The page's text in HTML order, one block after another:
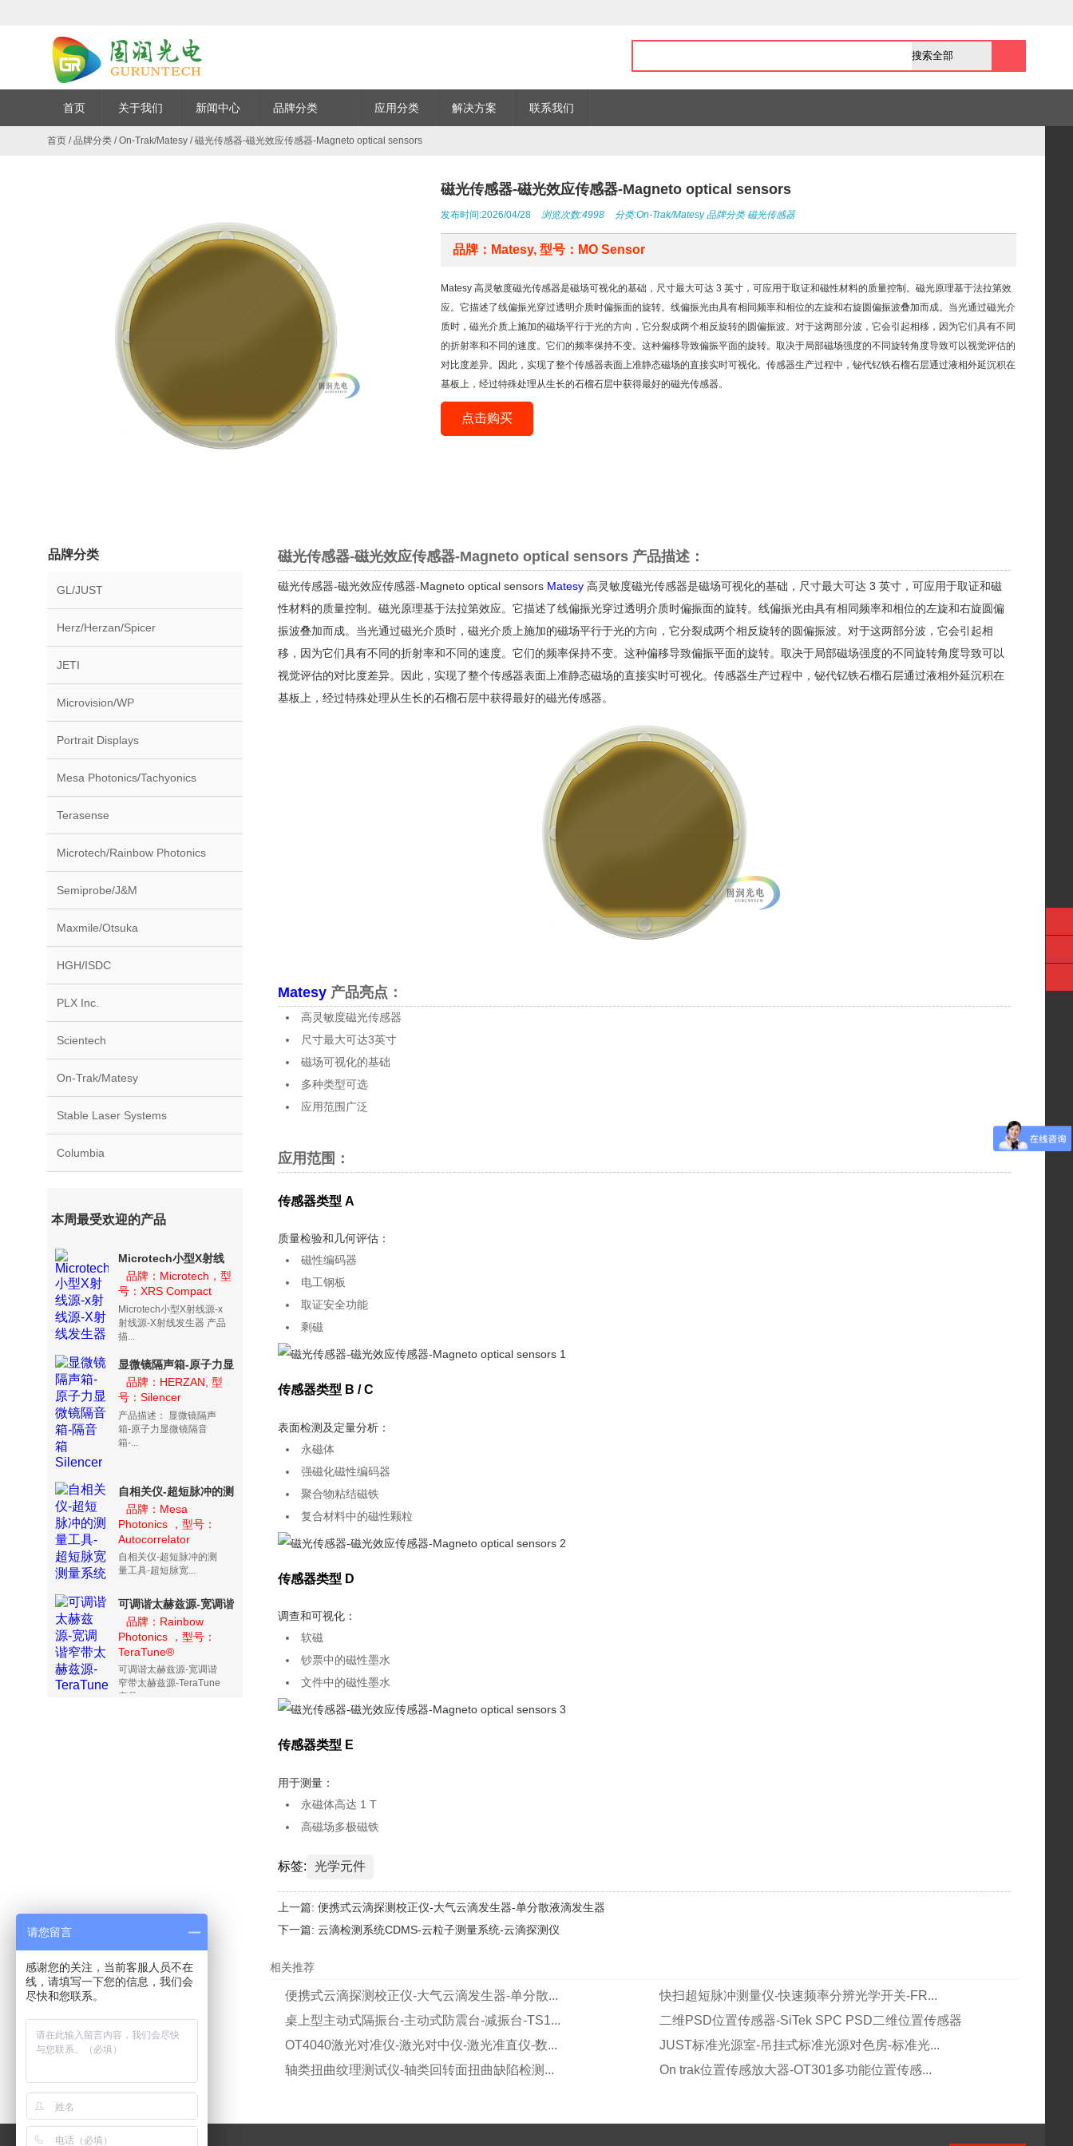
首页 关于我们 新闻中心 品牌分类 应用分类 解决方案 联系我们
首页 /品牌分类 /On-Trak/Matesy /磁光传感器-磁光效应传感器-Magneto optical sensors
磁光传感器-磁光效应传感器-Magneto optical sensors
发布时间:2026/04/28 浏览次数:4998 分类:On-Trak/Matesy 品牌分类 磁光传感器
品牌：Matesy, 型号：MO Sensor
Matesy 高灵敏度磁光传感器是磁场可视化的基础，尺寸最大可达 3 英寸，可应用于取证和磁性材料的质量控制。磁光原理基于法拉第效
应。它描述了线偏振光穿过透明介质时偏振面的旋转。线偏振光由具有相同频率和相位的左旋和右旋圆偏振波叠加而成。当光通过磁光介
质时，磁光介质上施加的磁场平行于光的方向，它分裂成两个相反旋转的圆偏振波。对于这两部分波，它会引起相移，因为它们具有不同
的折射率和不同的速度。它们的频率保持不变。这种偏移导致偏振平面的旋转。取决于局部磁场强度的不同旋转角度导致可以视觉评估的
对比度差异。因此，实现了整个传感器表面上准静态磁场的直接实时可视化。传感器生产过程中，铋代钇铁石榴石层通过液相外延沉积在
基板上，经过特殊处理从生长的石榴石层中获得最好的磁光传感器。
点击购买
磁光传感器-磁光效应传感器-Magneto optical sensors 产品描述：
磁光传感器-磁光效应传感器-Magneto optical sensors Matesy高灵敏度磁光传感器是磁场可视化的基础，尺寸最大可达 3 英寸，可应用于取证和磁
性材料的质量控制。磁光原理基于法拉第效应。它描述了线偏振光穿过透明介质时偏振面的旋转。线偏振光由具有相同频率和相位的左旋和右旋圆偏
振波叠加而成。当光通过磁光介质时，磁光介质上施加的磁场平行于光的方向，它分裂成两个相反旋转的圆偏振波。对于这两部分波，它会引起相
移，因为它们具有不同的折射率和不同的速度。它们的频率保持不变。这种偏移导致偏振平面的旋转。取决于局部磁场强度的不同旋转角度导致可以
视觉评估的对比度差异。因此，实现了整个传感器表面上准静态磁场的直接实时可视化。传感器生产过程中，铋代钇铁石榴石层通过液相外延沉积在
基板上，经过特殊处理从生长的石榴石层中获得最好的磁光传感器。
Matesy产品亮点：
高灵敏度磁光传感器
尺寸最大可达3英寸
磁场可视化的基础
多种类型可选
应用范围广泛
应用范围 ：
传感器类型 A
质量检验和几何评估：
磁性编码器
电工钢板
取证安全功能
剩磁
传感器类型 B / C
表面检测及定量分析：
永磁体
强磁化磁性编码器
聚合物粘结磁铁
复合材料中的磁性颗粒
传感器类型 D
调查和可视化：
软磁
钞票中的磁性墨水
文件中的磁性墨水
传感器类型 E
用于测量：
永磁体高达 1 T
高磁场多极磁铁
标签: 光学元件
上一篇: 便携式云滴探测校正仪-大气云滴发生器-单分散液滴发生器
下一篇: 云滴检测系统CDMS-云粒子测量系统-云滴探测仪
相关推荐
便携式云滴探测校正仪-大气云滴发生器-单分散...
快扫超短脉冲测量仪-快速频率分辨光学开关-FR...
桌上型主动式隔振台-主动式防震台-减振台-TS1...
二维PSD位置传感器-SiTek SPC PSD二维位置传感器
OT4040激光对准仪-激光对中仪-激光准直仪-数...
JUST标准光源室-吊挂式标准光源对色房-标准光...
轴类扭曲纹理测试仪-轴类回转面扭曲缺陷检测...
On trak位置传感放大器-OT301多功能位置传感...
品牌分类
GL/JUST
Herz/Herzan/Spicer
JETI
Microvision/WP
Portrait Displays
Mesa Photonics/Tachyonics
Terasense
Microtech/Rainbow Photonics
Semiprobe/J&M
Maxmile/Otsuka
HGH/ISDC
PLX Inc.
Scientech
On-Trak/Matesy
Stable Laser Systems
Columbia
本周最受欢迎的产品
Microtech小型X射线
源-x射线源-X射线发生
器
品牌：Microtech，型
号：XRS Compact
Microtech小型X射线源-x
射线源-X射线发生器 产品
描...
显微镜隔声箱-原子力显
微镜隔音箱-隔音箱
Silencer
品牌：HERZAN, 型
号：Silencer
产品描述： 显微镜隔声
箱-原子力显微镜隔音
箱-...
自相关仪-超短脉冲的测
量工具-超短脉宽测量系
统
品牌：Mesa
Photonics ，型号：
Autocorrelator
自相关仪-超短脉冲的测
量工具-超短脉宽...
可调谐太赫兹源-宽调谐
窄带太赫兹源-
TeraTune
品牌：Rainbow
Photonics ，型号：
TeraTune®
可调谐太赫兹源-宽调谐
窄带太赫兹源-TeraTune
产品...
请您留言
感谢您的关注，当前客服人员不在
线，请填写一下您的信息，我们会
尽快和您联系。